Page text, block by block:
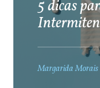
5 dicas
Margarida Morais